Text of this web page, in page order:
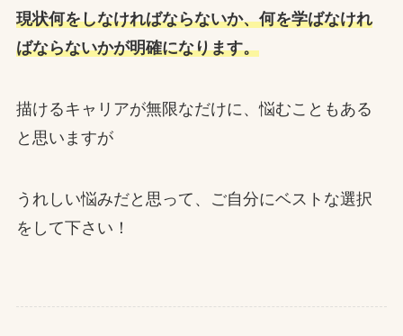
現状何をしなければならないか、何を学ばなけれ
ばならないかが明確になります。
描けるキャリアが無限なだけに、悩むこともある
と思いますが
うれしい悩みだと思って、ご自分にベストな選択
をして下さい！